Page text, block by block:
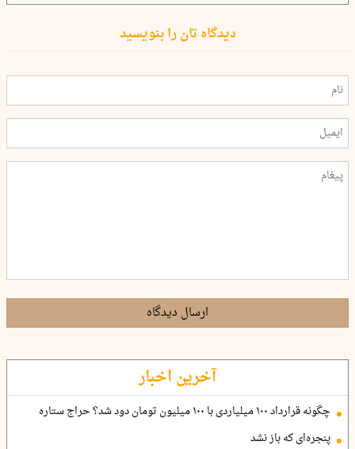
دیدگاه تان را بنویسید
ارسال دیدگاه
آخرین اخبار
چگونه قرارداد ۱۰۰ میلیاردی با ۱۰۰ میلیون تومان دود شد؟ حراج ستاره
پنجره‌ای که باز نشد